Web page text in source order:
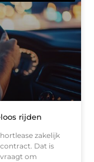
rijden
zakelijk
Dat is
om